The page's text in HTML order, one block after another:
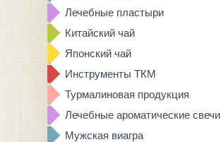
Лечебные пластыри
Китайский чай
Японский чай
Инструменты ТКМ
Турмалиновая продукция
Лечебные ароматические свечи
Мужская виагра